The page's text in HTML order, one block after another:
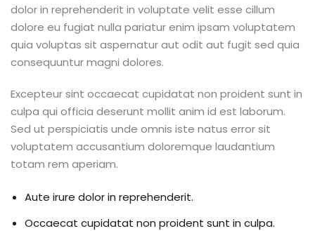
dolor in reprehenderit in voluptate velit esse cillum
dolore eu fugiat nulla pariatur enim ipsam voluptatem
quia voluptas sit aspernatur aut odit aut fugit sed quia
consequuntur magni dolores.
Excepteur sint occaecat cupidatat non proident sunt in
culpa qui officia deserunt mollit anim id est laborum.
Sed ut perspiciatis unde omnis iste natus error sit
voluptatem accusantium doloremque laudantium
totam rem aperiam.
Aute irure dolor in reprehenderit.
Occaecat cupidatat non proident sunt in culpa.